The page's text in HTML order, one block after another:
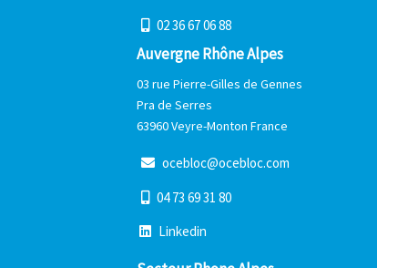
0236670688
Auvergne Rhône Alpes
03 rue Pierre-Gilles de Gennes
Pra de Serres
63960 Veyre-Monton France
ocebloc@ocebloc.com
04 73 6931 80
Linkedin